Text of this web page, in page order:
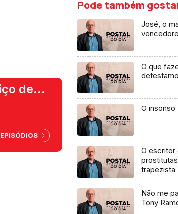
de
Pode também
José, o
O que
O insonso
O escritor
trapezista
Não me
Tony